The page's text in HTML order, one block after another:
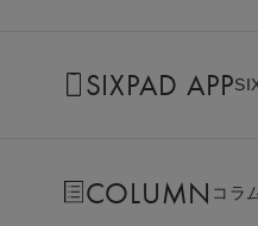
SIXPAD APP
COLUMN コラ